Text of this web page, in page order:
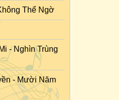
Thể Ngờ
- Nghìn Trùng
- Mười Năm